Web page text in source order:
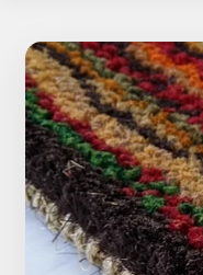
Natur
Premium
Farbige